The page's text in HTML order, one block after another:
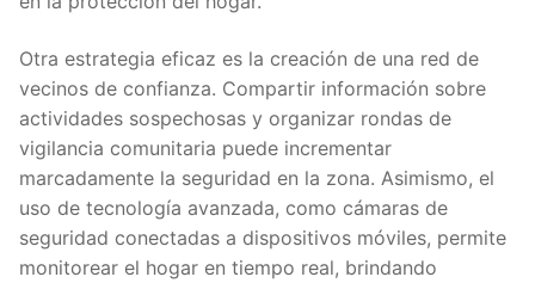
Otra estrategia eficaz es la creación de una red de
vecinos de confianza. Compartir información sobre
actividades sospechosas y organizar rondas de
vigilancia comunitaria puede incrementar
marcadamente la seguridad en la zona. Asimismo, el
uso de tecnología avanzada, como cámaras de
seguridad conectadas a dispositivos móviles, permite
monitorear el hogar en tiempo real, brindando